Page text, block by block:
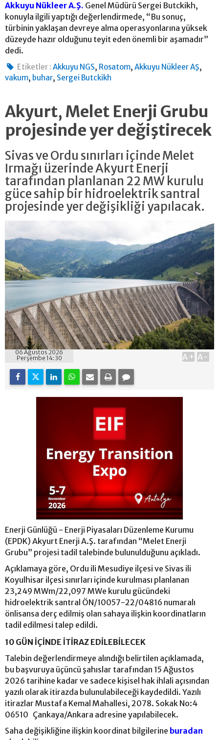
Akkuyu Nükleer A.Ş. Genel Müdürü Sergei Butckikh,
konuyla ilgili yaptığı değerlendirmede, “Bu sonuç,
türbinin yaklaşan devreye alma operasyonlarına yüksek
düzeyde hazır olduğunu teyit eden önemli bir aşamadır”
dedi.
Etiketler : Akkuyu NGS, Rosatom,Akkuyu Nükleer AŞ,
vakum, buhar, Sergei Butckikh
Akyurt, Melet Enerji Grubu
projesinde yer değiştirecek
Sivas ve Ordu sınırları içinde Melet
Irmağı üzerinde Akyurt Enerji
tarafından planlanan 22 MW kurulu
güce sahip bir hidroelektrik santral
projesinde yer değişikliği yapılacak.
06 Ağustos 2026
Perşembe 14:30
A+ A-
Enerji Günlüğü - Enerji Piyasaları Düzenleme Kurumu
(EPDK) Akyurt Enerji A.Ş. tarafından “Melet Enerji
Grubu” projesi tadil talebinde bulunulduğunu açıkladı.
Açıklamaya göre, Ordu ili Mesudiye ilçesi ve Sivas ili
Koyulhisar ilçesi sınırları içinde kurulması planlanan
23,249 MWm/22,097 MWe kurulu gücündeki
hidroelektrik santral ÖN/10057-22/04816 numaralı
önlisansa derç edilmiş olan sahaya ilişkin koordinatların
tadil edilmesi talep edildi.
10 GÜN İÇİNDE İTİRAZ EDİLEBİLECEK
Talebin değerlendirmeye alındığı belirtilen açıklamada,
bu başvuruya üçüncü şahıslar tarafından 15 Ağustos
2026 tarihine kadar ve sadece kişisel hak ihlali açısından
yazılı olarak itirazda bulunulabileceği kaydedildi. Yazılı
itirazlar Mustafa Kemal Mahallesi, 2078. Sokak No:4
06510 Çankaya/Ankara adresine yapılabilecek.
Saha değişikliğine ilişkin koordinat bilgilerine buradan